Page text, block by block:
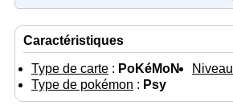
Caractéristiques
Type de carte : PoKéMoN Niveau
Type de pokémon : Psy